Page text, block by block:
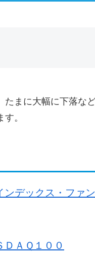
まに大幅に下落な
。
ンデックス・ファ
ＡＱ１００